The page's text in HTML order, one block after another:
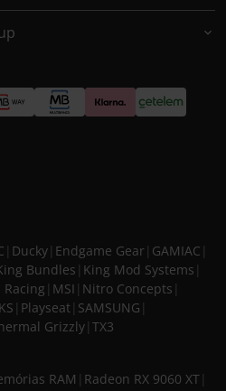
Ducky Endgame Gear GAMIAC
Bundles King Mod Systems
Racing MSI Nitro Concepts
Playseat SAMSUNG
Grizzly TX3
RAM Radeon RX 9060 XT